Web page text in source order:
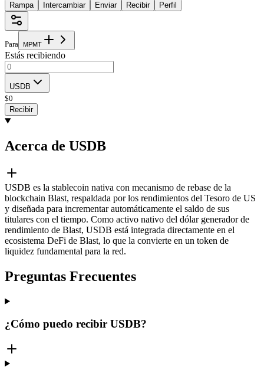
Rampa Intercambiar Enviar Recibir Perfil
Para MPMT
Estás recibiendo
USDB
$0
Recibir
Acerca de USDB
USDB es la stablecoin nativa con mecanismo de rebase de la
blockchain Blast, respaldada por los rendimientos del Tesoro de US
y diseñada para incrementar automáticamente el saldo de sus
titulares con el tiempo. Como activo nativo del dólar generador de
rendimiento de Blast, USDB está integrada directamente en el
ecosistema DeFi de Blast, lo que la convierte en un token de
liquidez fundamental para la red.
Preguntas Frecuentes
¿Cómo puedo recibir USDB?